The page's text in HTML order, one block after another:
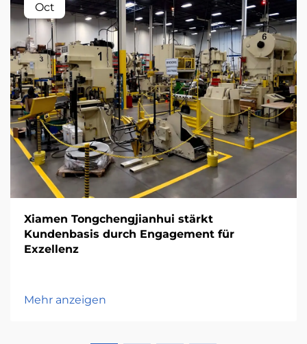
Oct
Xiamen Tongchengjianhui stärkt
Kundenbasis durch Engagement für
Exzellenz
Mehr anzeigen